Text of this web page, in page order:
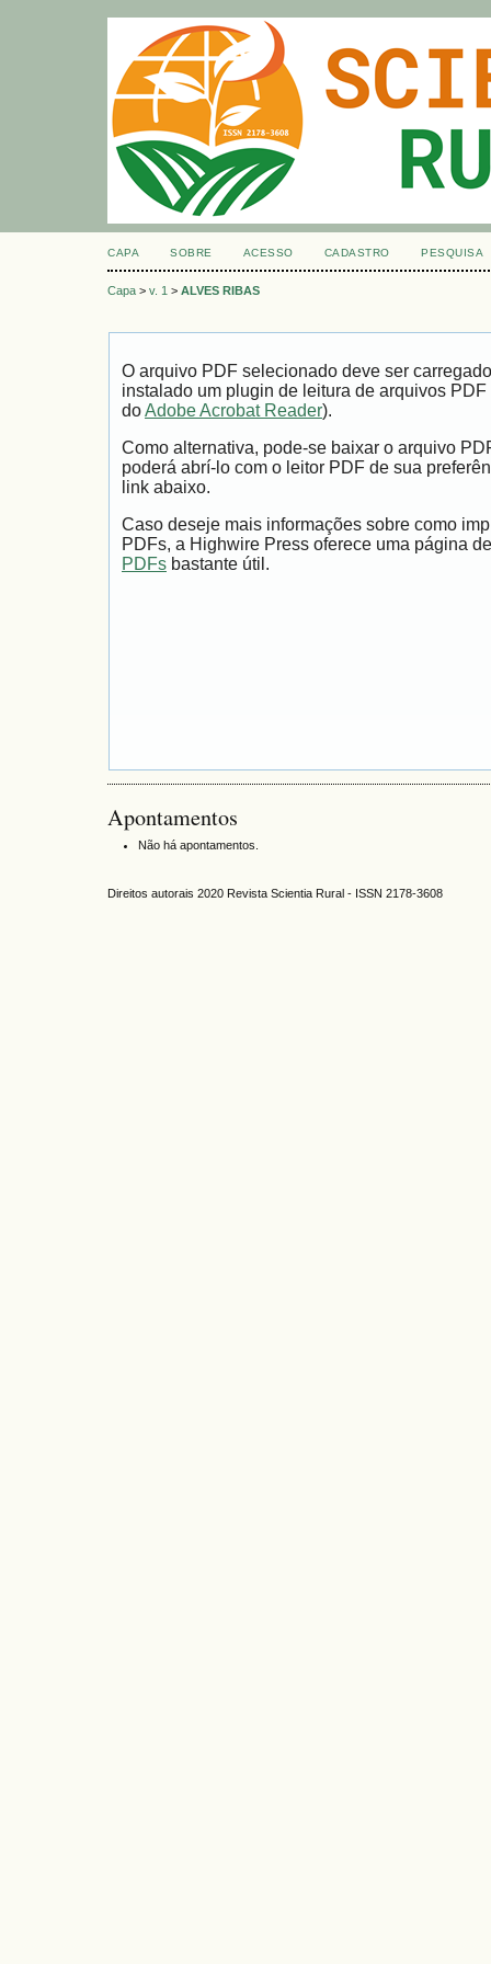
CAPA SOBRE ACESSO CADASTRO PESQUISA
Capa > v. 1 > ALVES RIBAS
O arquivo PDF selecionado deve ser
instalado um plugin de leitura de arquivos
doAdobe Acrobat Reader).
Como alternativa, pode-se baixar o arquivo
poderá abrí-lo com o leitor PDF de sua
link abaixo.
Caso deseje mais informações sobre como
PDFs, a Highwire Press oferece uma página
PDFs bastante útil.
Apontamentos
Não há apontamentos.
Direitos autorais 2020 Revista Scientia Rural - ISSN 2178-3608